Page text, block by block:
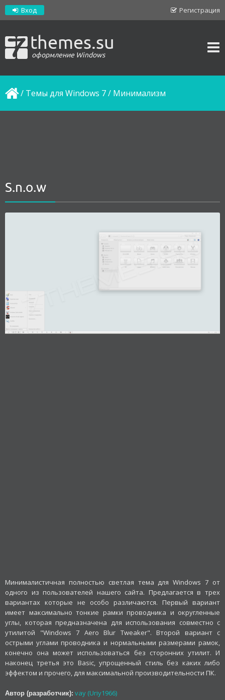
Регистрация
Вход
themes.su
оформление Windows
/ Темы для Windows 7/ Минимализм
S.n.o.w
Минималистичная полностью светлая тема для Windows 7 от
одного из пользователей нашего сайта. Предлагается в трех
вариантах которые не особо различаются. Первый вариант
имеет максимально тонкие рамки проводника и округленные
углы, которая предназначена для использования совместно с
утилитой "Windows 7 Aero Blur Tweaker". Второй вариант с
острыми углами проводника и нормальными размерами рамок,
конечно она может использоваться без сторонних утилит. И
наконец третья это Basic, упрощенный стиль без каких либо
эффектом и прочего, для максимальной производительности ПК.
Автор (разработчик): vay (Uriy1966)